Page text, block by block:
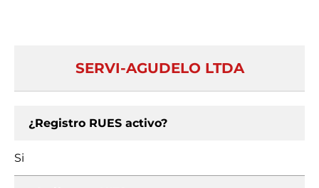
SERVI-AGUDELO LTDA
¿Registro RUES activo?
Si